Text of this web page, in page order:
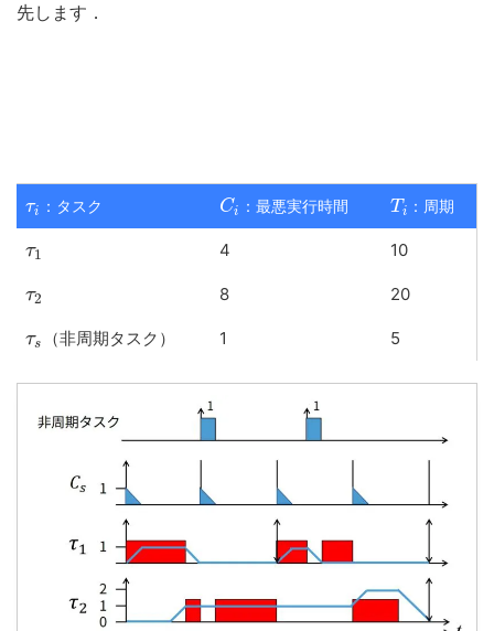
先します．
τi ：タスク Ci ：最悪実行時間 T i ：周期
τ1 4 10
τ2 8 20
τs （非周期タスク） 1 5